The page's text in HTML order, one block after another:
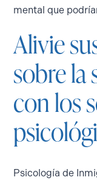
mental que
Alivie
sobre la
con los
Psicología de